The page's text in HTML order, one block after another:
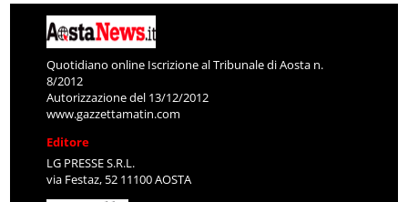
Quotidiano online Iscrizione al Tribunale di Aosta n.
8/2012
Autorizzazione del 13/12/2012
www.gazzettamatin.com
Editore
LG PRESSE S.R.L.
via Festaz, 52 11100 AOSTA